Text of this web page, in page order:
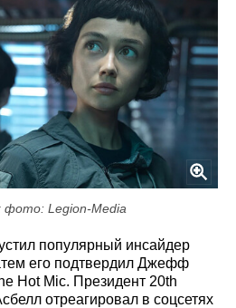
фото: Legion-Media
популярный инсайдер
его подтвердил Джефф
Hot Mic. Президент 20th
отреагировал в соцсетях